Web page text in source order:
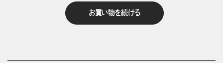
お買い物を続ける